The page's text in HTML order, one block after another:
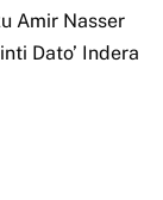
Amir Nasser
Dato’ Indera